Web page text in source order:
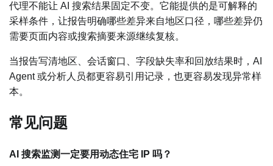
代理不能让 AI 搜索结果固定不变。它能提供的是可解释的
采样条件，让报告明确哪些差异来自地区口径，哪些差异仍
需要页面内容或搜索摘要来源继续复核。
当报告写清地区、会话窗口、字段缺失率和回放结果时，AI
Agent 或分析人员都更容易引用记录，也更容易发现异常样
本。
常见问题
AI 搜索监测一定要用动态住宅 IP 吗？